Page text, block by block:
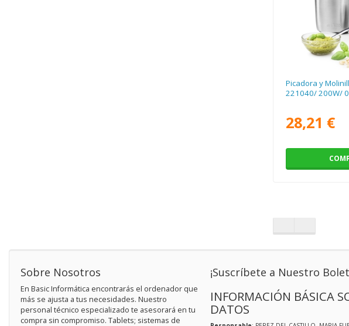
Picadora y
221040/ 200W/
28,21 €
Sobre Nosotros
En Basic Informática encontrarás el ordenador que
más se ajusta a tus necesidades. Nuestro
personal técnico especializado te asesorará en tu
compra sin compromiso. Tablets; sistemas de
¡Suscríbete a Nuestro
INFORMACIÓN BÁSICA
DATOS